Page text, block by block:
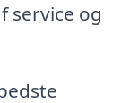
service og